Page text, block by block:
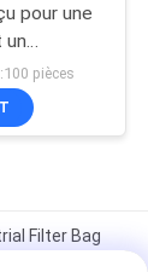
pour une
un
faciles
de
pièces
Filter Bag